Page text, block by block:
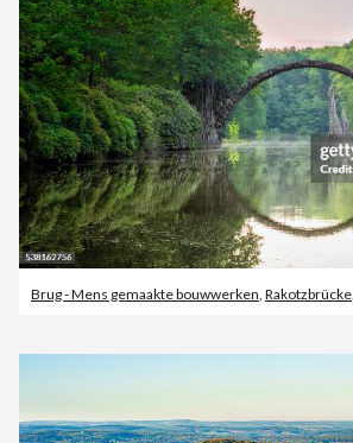
Brug - Mens gemaakte bouwwerken Rakotzbrücke